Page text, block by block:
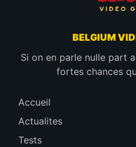
BELGIUM
Si on en parle nulle part
fortes chances
Accueil
Actualites
Tests